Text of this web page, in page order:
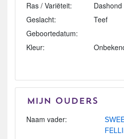
Ras / Variëteit:
Geslacht:
Teef
Geboortedatum:
Kleur:
Mijn Ouders
Naam vader: